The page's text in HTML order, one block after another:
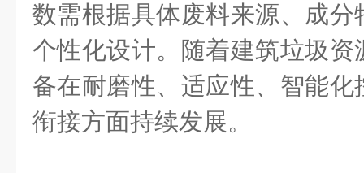
数需根据具体废料来源、成
个性化设计。随着建筑垃圾
备在耐磨性、适应性、智能
衔接方面持续发展。